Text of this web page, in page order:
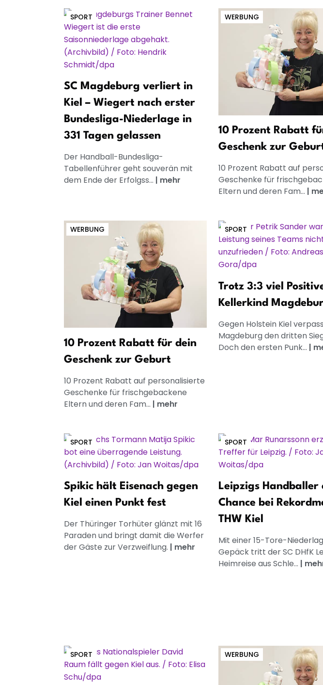
SPORT
SC Magdeburg verliert in
Kiel – Wiegert nach erster
Bundesliga-Niederlage in
331 Tagen gelassen
Der Handball-Bundesliga-
Tabellenführer geht souverän mit
dem Ende der Erfolgss... | mehr
WERBUNG
10 Prozent Rabatt
Geschenk zur
10 Prozent Rabatt auf
Geschenke für
Eltern und deren Fam... |
WERBUNG
10 Prozent Rabatt für dein
Geschenk zur Geburt
10 Prozent Rabatt auf personalisierte
Geschenke für frischgebackene
Eltern und deren Fam... | mehr
SPORT
Trotz 3:3 viel
Kellerkind
Gegen Holstein Kiel
Magdeburg den dritten
Doch den ersten Punk... |
SPORT
Spikic hält Eisenach gegen
Kiel einen Punkt fest
Der Thüringer Torhüter glänzt mit 16
Paraden und bringt damit die Werfer
der Gäste zur Verzweiflung. | mehr
SPORT
Leipzigs Handballer
Chance bei
THW Kiel
Mit einer 15-Tore-
Gepäck tritt der SC DHfK
Heimreise aus Schle... |
SPORT WERBUNG